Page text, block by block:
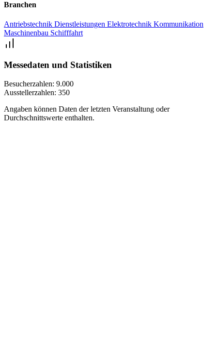
Branchen
Antriebstechnik Dienstleistungen Elektrotechnik Kommunikation
Maschinenbau Schifffahrt
Messedaten und Statistiken
Besucherzahlen: 9.000
Ausstellerzahlen: 350
Angaben können Daten der letzten Veranstaltung oder
Durchschnittswerte enthalten.